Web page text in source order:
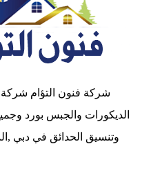
شركة فنون التؤام
الديكورات والجبس بورد
وتنسيق الحدائق في دبي